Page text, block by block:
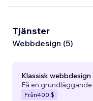
Tjänster
Webbdesign (5)
Klassisk webbdesign
Få en
Från400 $